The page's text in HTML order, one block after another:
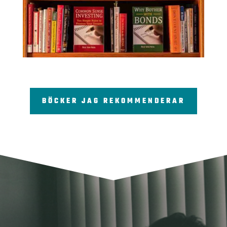
BÖCKER JAG REKOMMENDERAR